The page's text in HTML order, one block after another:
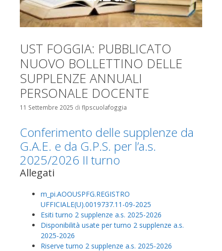
UST FOGGIA: PUBBLICATO
NUOVO BOLLETTINO DELLE
SUPPLENZE ANNUALI
PERSONALE DOCENTE
11 Settembre 2025 di flpscuolafoggia
Conferimento delle supplenze da
G.A.E. e da G.P.S. per l’a.s.
2025/2026 II turno
Allegati
m_pi.AOOUSPFG.REGISTRO
UFFICIALE(U).0019737.11-09-2025
Esiti turno 2 supplenze a.s. 2025-2026
Disponibilità usate per turno 2 supplenze a.s.
2025-2026
Riserve turno 2 supplenze a.s. 2025-2026